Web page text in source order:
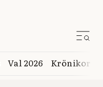
Val 2026 Krönikor